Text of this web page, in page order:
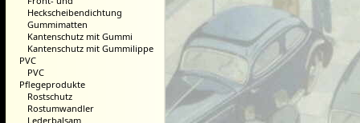
Heckscheibendichtung
Gummimatten
Kantenschutz mit Gummi
Kantenschutz mit Gummilippe
PVC
PVC
Pflegeprodukte
Rostschutz
Rostumwandler
Lederbalsam